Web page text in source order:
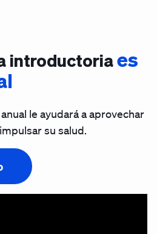
introductoriaes
le ayudará a aprovechar
su salud.